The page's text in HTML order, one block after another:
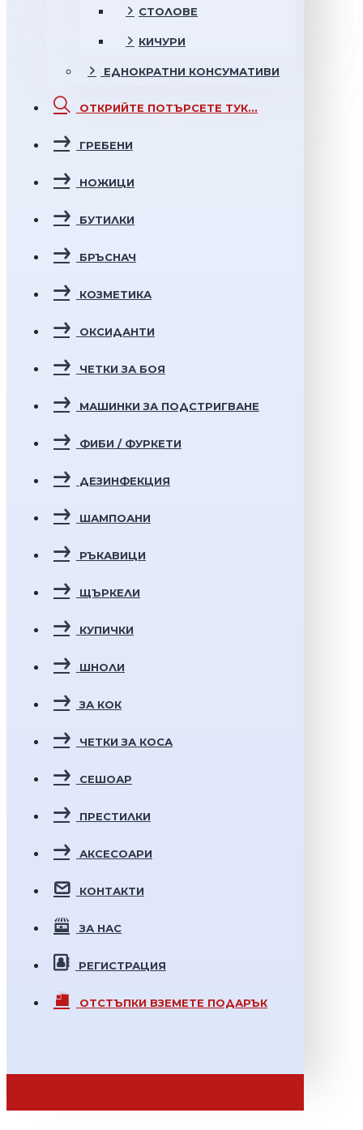
СТОЛОВЕ
КИЧУРИ
ЕДНОКРАТНИ КОНСУМАТИВИ
ОТКРИЙТЕ ПОТЪРСЕТЕ ТУК...
ГРЕБЕНИ
НОЖИЦИ
БУТИЛКИ
БРЪСНАЧ
КОЗМЕТИКА
ОКСИДАНТИ
ЧЕТКИ ЗА БОЯ
МАШИНКИ ЗА ПОДСТРИГВАНЕ
ФИБИ / ФУРКЕТИ
ДЕЗИНФЕКЦИЯ
ШАМПОАНИ
РЪКАВИЦИ
ЩЪРКЕЛИ
КУПИЧКИ
ШНОЛИ
ЗА КОК
ЧЕТКИ ЗА КОСА
СЕШОАР
ПРЕСТИЛКИ
АКСЕСОАРИ
КОНТАКТИ
ЗА НАС
РЕГИСТРАЦИЯ
ОТСТЪПКИ ВЗЕМЕТЕ ПОДАРЪК